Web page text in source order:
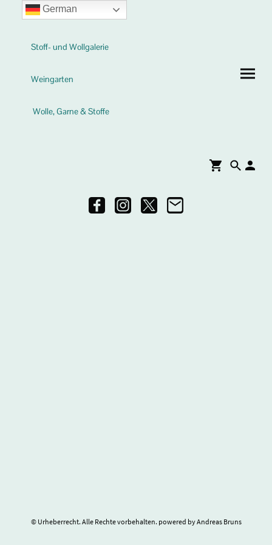
Stoff- und Wollgalerie
Weingarten
Wolle, Garne & Stoffe
© Urheberrecht. Alle Rechte vorbehalten. powered by Andreas Bruns
German